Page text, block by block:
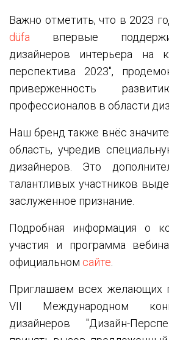
Важно отметить, что в 2023
düfa впервые
дизайнеров интерьера на
перспектива 2023",
приверженность
профессионалов в области
Наш бренд также внёс
область, учредив
дизайнеров. Это
талантливых участников
заслуженное признание.
Подробная информация о
участия и программа
официальном сайте
Приглашаем всех желающих
VII Международном
дизайнеров "Дизайн-